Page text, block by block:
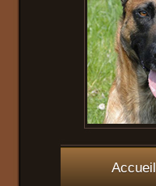
Accueil